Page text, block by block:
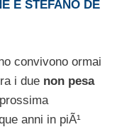
E STEFANO DE
convivono ormai
i due non pesa
anni in piÃ¹